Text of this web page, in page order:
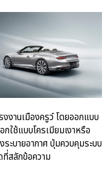
งานเมืองครูว์ โดยออกแบบ
ใช้แบบโครเมียมเงาหรือ
ะบายอากาศ ปุ่มควบคุมระบบ
สลักข้อความ